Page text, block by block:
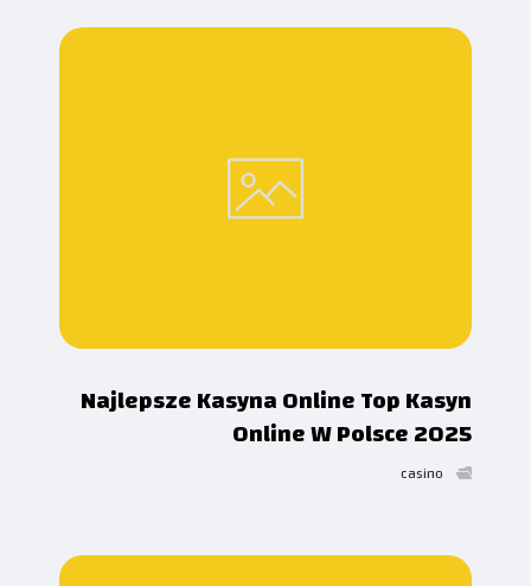
Najlepsze Kasyna Online Top Kasyn
Online W Polsce 2025
casino